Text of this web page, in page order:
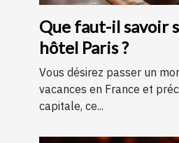
Que faut-il savoir
hôtel Paris ?
Vous désirez passer un
vacances en France et
capitale, ce...